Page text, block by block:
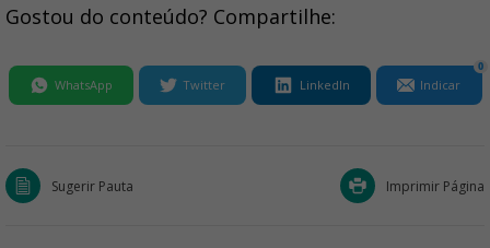
Gostou do conteúdo? Compartilhe:
WhatsApp Twitter LinkedIn Indicar
0
Sugerir Pauta Imprimir Página